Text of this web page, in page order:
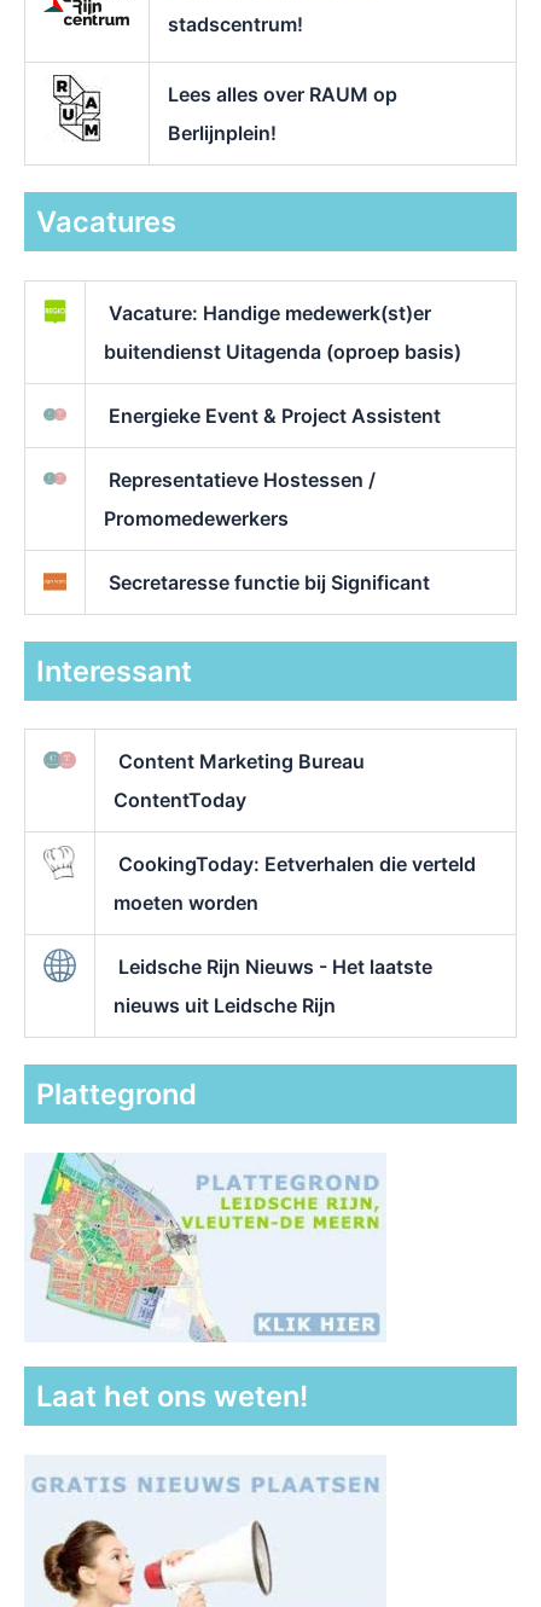
stadscentrum!
Lees alles over RAUM op
Berlijnplein!
Vacatures
Vacature: Handige medewerk(st)er
buitendienst Uitagenda (oproep basis)
Energieke Event & Project Assistent
Representatieve Hostessen /
Promomedewerkers
Secretaresse functie bij Significant
Interessant
Content Marketing Bureau
ContentToday
CookingToday: Eetverhalen die verteld
moeten worden
Leidsche Rijn Nieuws - Het laatste
nieuws uit Leidsche Rijn
Plattegrond
Laat het ons weten!